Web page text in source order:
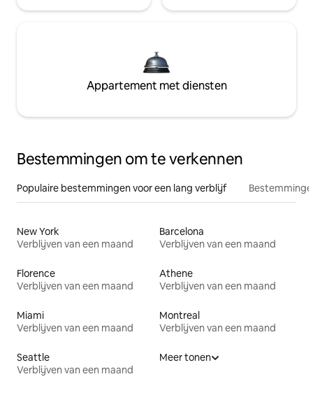
Appartement met diensten
Bestemmingen om te verkennen
Populaire bestemmingen voor een lang verblijf
New York
Verblijven van een maand
Barcelona
Verblijven van een maand
Florence
Verblijven van een maand
Athene
Verblijven van een maand
Miami
Verblijven van een maand
Montreal
Verblijven van een maand
Seattle
Verblijven van een maand
Meer tonen